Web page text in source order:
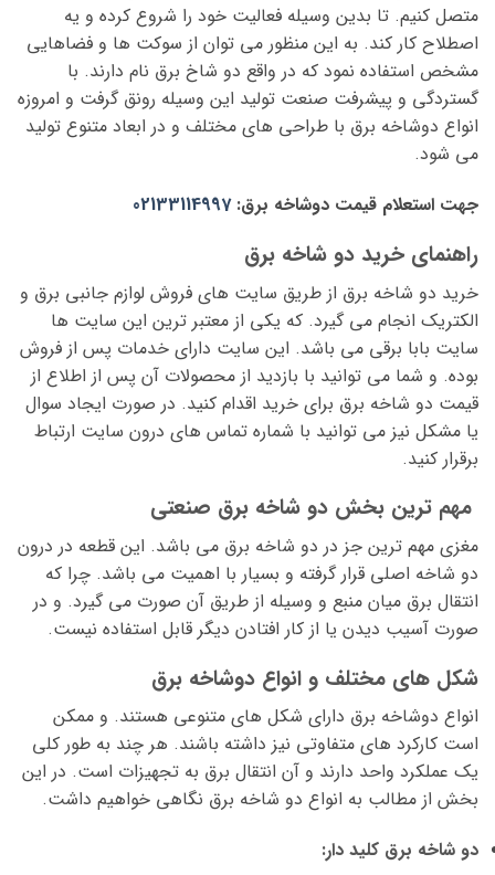
متصل کنیم. تا بدین وسیله فعالیت خود را شروع کرده و یه
اصطلاح کار کند. به این منظور می توان از سوکت ها و فضاهایی
مشخص استفاده نمود که در واقع دو شاخ برق نام دارند. با
گستردگی و پیشرفت صنعت تولید این وسیله رونق گرفت و امروزه
انواع دوشاخه برق با طراحی های مختلف و در ابعاد متنوع تولید
می شود.
جهت استعلام قیمت دوشاخه برق:02133114997
راهنمای خرید دو شاخه برق
خرید دو شاخه برق از طریق سایت های فروش لوازم جانبی برق و
الکتریک انجام می گیرد. که یکی از معتبر ترین این سایت ها
سایت بابا برقی می باشد. این سایت دارای خدمات پس از فروش
بوده. و شما می توانید با بازدید از محصولات آن پس از اطلاع از
قیمت دو شاخه برق برای خرید اقدام کنید. در صورت ایجاد سوال
یا مشکل نیز می توانید با شماره تماس های درون سایت ارتباط
برقرار کنید.
مهم ترین بخش دو شاخه برق صنعتی
مغزی مهم ترین جز در دو شاخه برق می باشد. این قطعه در درون
دو شاخه اصلی قرار گرفته و بسیار با اهمیت می باشد. چرا که
انتقال برق میان منبع و وسیله از طریق آن صورت می گیرد. و در
صورت آسیب دیدن یا از کار افتادن دیگر قابل استفاده نیست.
شکل های مختلف و انواع دوشاخه برق
انواع دوشاخه برق دارای شکل های متنوعی هستند. و ممکن
است کارکرد های متفاوتی نیز داشته باشند. هر چند به طور کلی
یک عملکرد واحد دارند و آن انتقال برق به تجهیزات است. در این
بخش از مطالب به انواع دو شاخه برق نگاهی خواهیم داشت.
دو شاخه برق کلید دار: